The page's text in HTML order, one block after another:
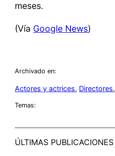
meses.
(Vía Google News)
Archivado en:
Actores y actrices, Directores,
Temas:
ÚLTIMAS PUBLICACIONES